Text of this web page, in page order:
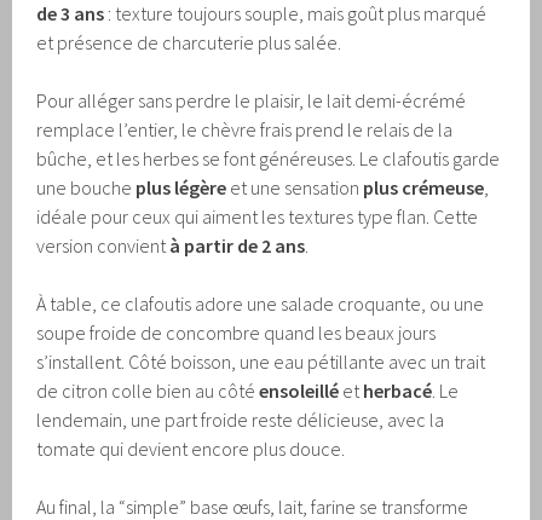
de 3 ans : texture toujours souple, mais goût plus marqué
et présence de charcuterie plus salée.
Pour alléger sans perdre le plaisir, le lait demi-écrémé
remplace l’entier, le chèvre frais prend le relais de la
bûche, et les herbes se font généreuses. Le clafoutis garde
une bouche plus légère et une sensation plus crémeuse
idéale pour ceux qui aiment les textures type flan. Cette
version convient à partir de 2 ans
À table, ce clafoutis adore une salade croquante, ou une
soupe froide de concombre quand les beaux jours
s’installent. Côté boisson, une eau pétillante avec un trait
de citron colle bien au côtéensoleillé et herbacé . Le
lendemain, une part froide reste délicieuse, avec la
tomate qui devient encore plus douce.
Au final, la “simple” base œufs, lait, farine se transforme